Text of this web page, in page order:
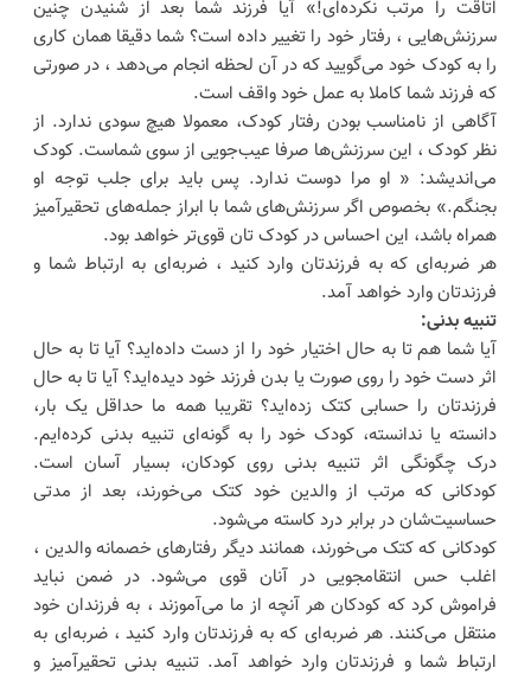
اتاقت را مرتب نکرده‌ای!» آیا فرزند شما بعد از شنیدن چنین
سرزنش‌هایی ، رفتار خود را تغییر داده است؟ شما دقیقا همان کاری
را به کودک خود می‌گویید که در آن لحظه انجام می‌دهد ، در صورتی
که فرزند شما کاملا به عمل خود واقف است.
آگاهی از نامناسب بودن رفتار کودک، معمولا هیچ سودی ندارد. از
نظر کودک ، این سرزنش‌ها صرفا عیب‌جویی از سوی شماست. کودک
می‌اندیشد: « او مرا دوست ندارد. پس باید برای جلب توجه او
بجنگم.» بخصوص اگر سرزنش‌های شما با ابراز جمله‌های تحقیرآمیز
همراه باشد، این احساس در کودک تان قوی‌تر خواهد بود.
هر ضربه‌ای که به فرزندتان وارد کنید ، ضربه‌ای به ارتباط شما و
فرزندتان وارد خواهد آمد.
تنبیه بدنی:
آیا شما هم تا به حال اختیار خود را از دست داده‌اید؟ آیا تا به حال
اثر دست خود را روی صورت یا بدن فرزند خود دیده‌اید؟ آیا تا به حال
فرزندتان را حسابی کتک زده‌اید؟ تقریبا همه ما حداقل یک بار،
دانسته یا ندانسته، کودک خود را به گونه‌ای تنبیه بدنی کرده‌ایم.
درک چگونگی اثر تنبیه بدنی روی کودکان، بسیار آسان است.
کودکانی که مرتب از والدین خود کتک می‌خورند، بعد از مدتی
حساسیت‌شان در برابر درد کاسته می‌شود.
کودکانی که کتک می‌خورند، همانند دیگر رفتارهای خصمانه والدین ،
اغلب حس انتقامجویی در آنان قوی می‌شود. در ضمن نباید
فراموش کرد که کودکان هر آنچه از ما می‌آموزند ، به فرزندان خود
منتقل می‌کنند. هر ضربه‌ای که به فرزندتان وارد کنید ، ضربه‌ای به
ارتباط شما و فرزندتان وارد خواهد آمد. تنبیه بدنی تحقیرآمیز و